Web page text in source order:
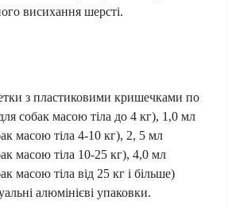
висихання шерсті.
з пластиковими кришечками по
собак масою тіла до 4 кг), 1,0 мл
масою тіла 4-10 кг), 2, 5 мл
масою тіла 10-25 кг), 4,0 мл
масою тіла від 25 кг і більше)
алюмінієві упаковки.